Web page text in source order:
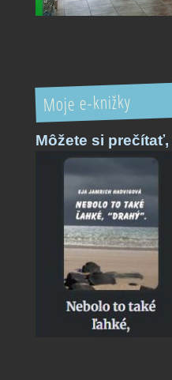
Moje e-knižky
Môžete si prečítať,